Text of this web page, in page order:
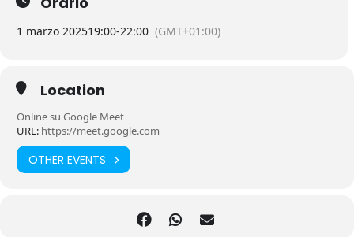
1 marzo 202519:00-22:00 (GMT+01:00)
Location
Online su Google Meet
URL: https://meet.google.com
OTHER EVENTS